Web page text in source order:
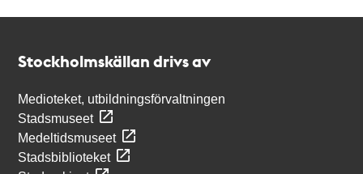
Stockholmskällan drivs av
Medioteket, utbildningsförvaltningen
Stadsmuseet
Medeltidsmuseet
Stadsbiblioteket